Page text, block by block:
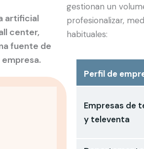
artificial
center,
fuente de
gestionan un
profesionalizar,
habituales:
Perfil de
Empresas de
y televenta